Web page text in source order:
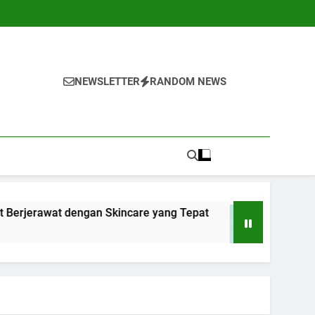
NEWSLETTER RANDOM NEWS
Skincare yang Tepat
1 Tahun Ago